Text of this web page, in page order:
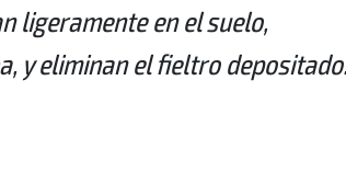
ligeramente en el suelo,
y eliminan el fieltro